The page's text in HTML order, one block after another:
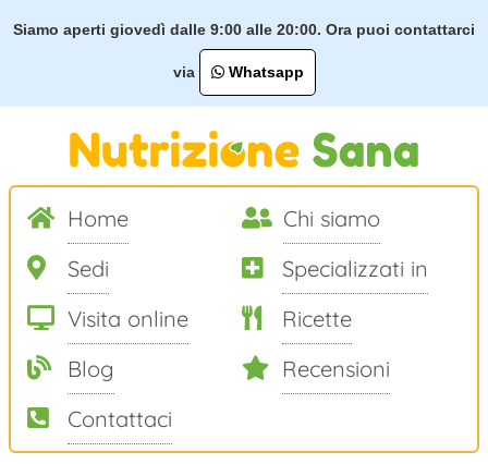
Siamo aperti giovedì dalle 9:00 alle 20:00. Ora puoi contattarci
via Whatsapp
Home
Chi siamo
Sedi
Specializzati in
Visita online
Ricette
Blog
Recensioni
Contattaci